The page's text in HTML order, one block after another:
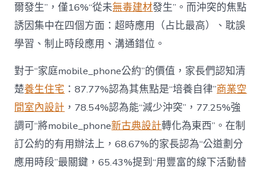
爾發生”，僅16%“從未無毒建材發生”。而沖突的焦點
誘因集中在四個方面：超時應用（占比最高）、耽誤
學習、制止時段應用、溝通錯位。
對于“家庭mobile_phone公約”的價值，家長們認知清
楚養生住宅 ：87.77%認為其焦點是“培養自律”商業空
間室內設計 ，78.54%認為能“減少沖突”，77.25%強
調可“將mobile_phone新古典設計轉化為東西”。在制
訂公約的有用辦法上，68.67%的家長認為“公道劃分
應用時段”最關鍵，65.43%提到“用豐富的線下活動替